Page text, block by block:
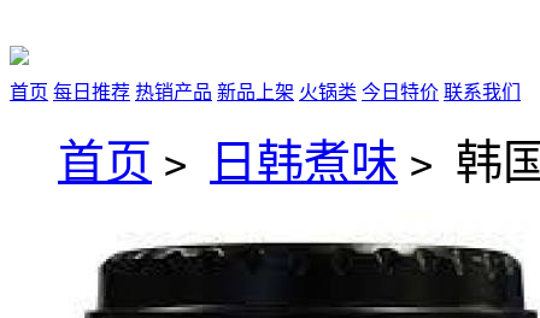
首页 每日推荐 热销产品 新品上架 火锅类 今日特价 联系我们
首页 > 日韩煮味 > 韩